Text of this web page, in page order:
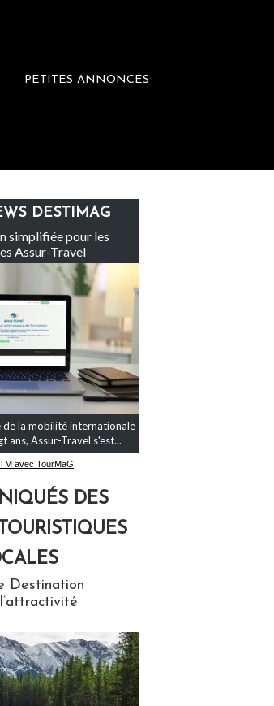
PETITES ANNONCES
Eden Tour
DESTIMAG
simplifiée pour les
Assur-Travel
de la mobilité internationale
ans, Assur-Travel s'est...
DES
Destination